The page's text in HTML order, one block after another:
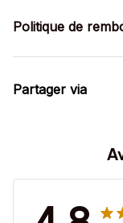
Politique de
Partager via